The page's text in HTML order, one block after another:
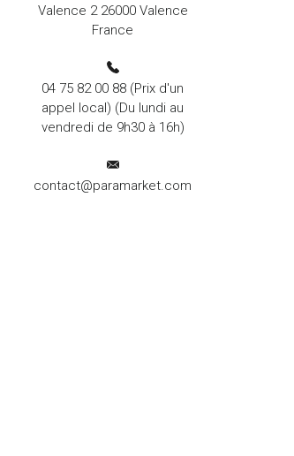
Valence 2 26000 Valence
France
04 75 82 00 88 (Prix d'un
appel local) (Du lundi au
vendredi de 9h30 à 16h)
contact@paramarket.com